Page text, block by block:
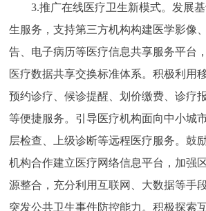
3.推广在线医疗卫生新模式。发展基
生服务，支持第三方机构构建医学影像
告、电子病历等医疗信息共享服务平台
医疗数据共享交换标准体系。积极利用
预约诊疗、候诊提醒、划价缴费、诊疗
等便捷服务。引导医疗机构面向中小城
层检查、上级诊断等远程医疗服务。鼓
机构合作建立医疗网络信息平台，加强
源整合，充分利用互联网、大数据等手
突发公共卫生事件防控能力。积极探索